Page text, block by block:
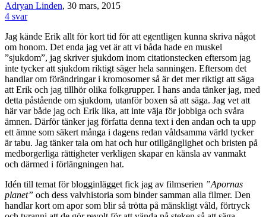
Adryan Linden, 30 mars, 2015
4 svar
Jag kände Erik allt för kort tid för att egentligen kunna skriva något
om honom. Det enda jag vet är att vi båda hade en muskel
”sjukdom”, jag skriver sjukdom inom citationstecken eftersom jag
inte tycker att sjukdom riktigt säger hela sanningen. Eftersom det
handlar om förändringar i kromosomer så är det mer riktigt att säga
att Erik och jag tillhör olika folkgrupper. I hans anda tänker jag, med
detta påstående om sjukdom, utanför boxen så att säga. Jag vet att
här var både jag och Erik lika, att inte väja för jobbiga och svåra
ämnen. Därför tänker jag författa denna text i den andan och ta upp
ett ämne som säkert många i dagens redan våldsamma värld tycker
är tabu. Jag tänker tala om hat och hur otillgänglighet och bristen på
medborgerliga rättigheter verkligen skapar en känsla av vanmakt
och därmed i förlängningen hat.
Idén till temat för blogginlägget fick jag av filmserien ”Apornas
planet” och dess valvhistoria som binder samman alla filmer. Den
handlar kort om apor som blir så trötta på mänskligt våld, förtryck